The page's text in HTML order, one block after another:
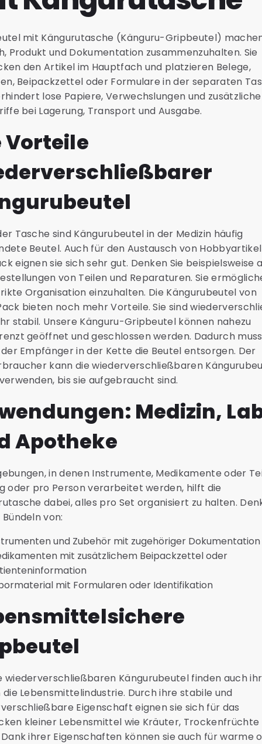
mit Kängurutasche (Känguru-Gripbeutel)
Produkt und Dokumentation zusammenzuhalten. Sie
den Artikel im Hauptfach und platzieren Belege,
Beipackzettel oder Formulare in der separaten
lose Papiere, Verwechslungen und zusätzliche
bei Lagerung, Transport und Ausgabe.
Vorteile
Tasche sind Kängurubeutel in der Medizin häufig
Beutel. Auch für den Austausch von
eignen sie sich sehr gut. Denken Sie beispielsweise
von Teilen und Reparaturen. Sie
Organisation einzuhalten. Die Kängurubeutel von
bieten noch mehr Vorteile. Sie sind
stabil. Unsere Känguru-Gripbeutel können nahezu
geöffnet und geschlossen werden. Dadurch muss
Empfänger in der Kette die Beutel entsorgen. Der
kann die wiederverschließbaren
bis sie aufgebraucht sind.
Medizin,
Apotheke
in denen Instrumente, Medikamente oder
oder pro Person verarbeitet werden, hilft die
dabei, alles pro Set organisiert zu halten.
von:
und Zubehör mit zugehöriger Dokumentation
mit zusätzlichem Beipackzettel oder
mit Formularen oder Identifikation
wiederverschließbaren Kängurubeutel finden auch
die Lebensmittelindustrie. Durch ihre stabile und
Eigenschaft eignen sie sich für das
kleiner Lebensmittel wie Kräuter, Trockenfrüchte
Dank ihrer Eigenschaften können sie auch für warme